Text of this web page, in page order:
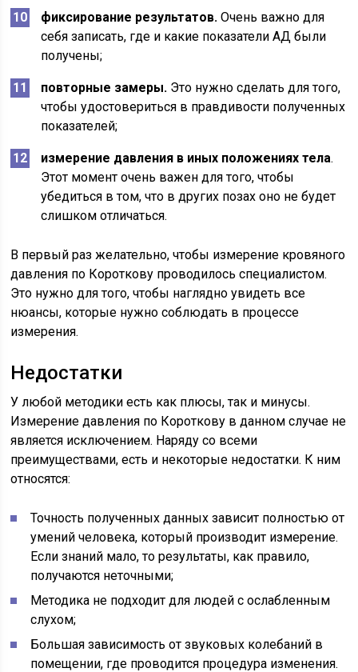
фиксирование результатов. Очень важно для
себя записать, где и какие показатели АД были
получены;
повторные замеры. Это нужно сделать для того,
чтобы удостовериться в правдивости полученных
показателей;
измерение давления в иных положениях тела.
Этот момент очень важен для того, чтобы
убедиться в том, что в других позах оно не будет
слишком отличаться.
В первый раз желательно, чтобы измерение кровяного
давления по Короткову проводилось специалистом.
Это нужно для того, чтобы наглядно увидеть все
нюансы, которые нужно соблюдать в процессе
измерения.
Недостатки
У любой методики есть как плюсы, так и минусы.
Измерение давления по Короткову в данном случае не
является исключением. Наряду со всеми
преимуществами, есть и некоторые недостатки. К ним
относятся:
Точность полученных данных зависит полностью от
умений человека, который производит измерение.
Если знаний мало, то результаты, как правило,
получаются неточными;
Методика не подходит для людей с ослабленным
слухом;
Большая зависимость от звуковых колебаний в
помещении, где проводится процедура изменения.